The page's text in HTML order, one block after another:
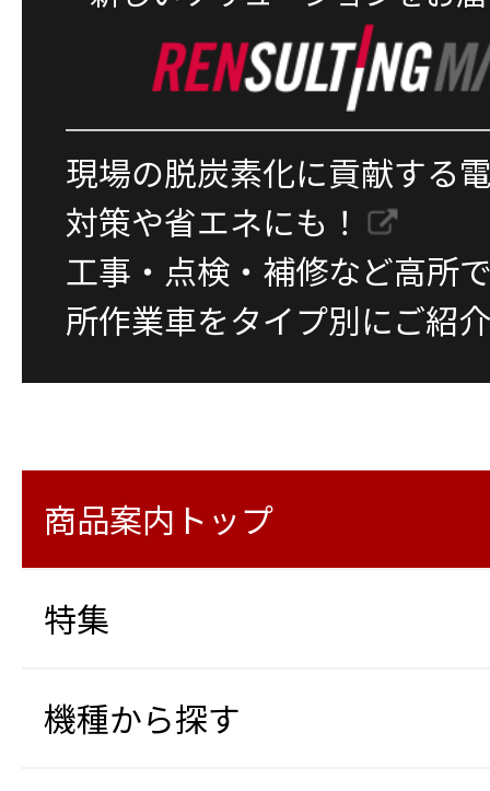
現場の脱炭素化に貢献する
対策や省エネにも！
工事・点検・補修など高所
所作業車をタイプ別にご紹介
商品案内トップ
特集
機種から探す